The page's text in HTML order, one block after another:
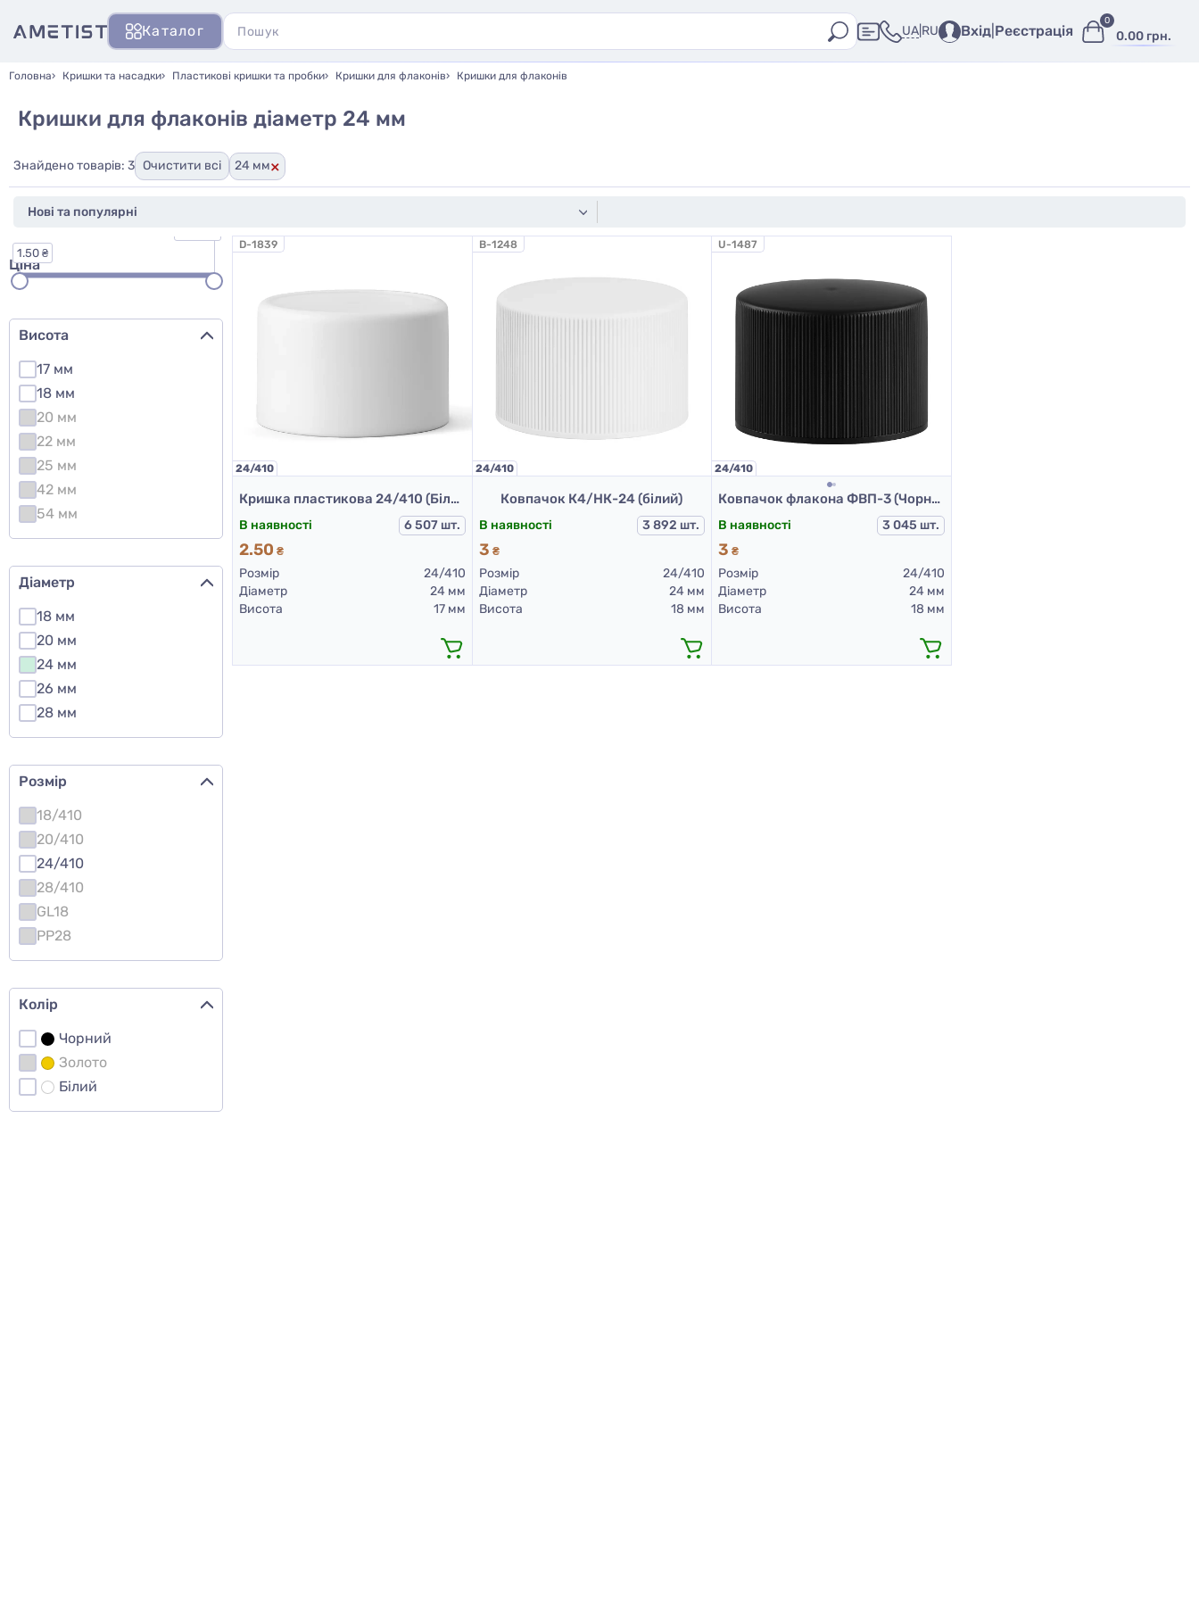
Каталог UA RU Вхід Реєстрація 0.00 грн.
0
Головна Кришки та насадки Пластикові кришки та пробки Кришки для флаконів Кришки для флаконів
Кришки для флаконів діаметр 24 мм
Знайдено товарів: 3 Очистити всі 24 мм×
Ціна
1.50 ₴
Висота
17 мм
18 мм
20 мм
22 мм
25 мм
42 мм
54 мм
Діаметр
18 мм
20 мм
24 мм
26 мм
28 мм
Розмір
18/410
20/410
24/410
28/410
GL18
PP28
Колір
Чорний
Золото
Білий
D-1839
24/410
Кришка пластикова 24/410 (Білий)
В наявності 6 507 шт.
2.50 ₴
Розмір
24/410
Діаметр
24 мм
Висота
17 мм
B-1248
24/410
Ковпачок К4/НК-24 (білий)
В наявності 3 892 шт.
3 ₴
Розмір
24/410
Діаметр
24 мм
Висота
18 мм
U-1487
24/410
Ковпачок флакона ФВП-3 (Чорний)
В наявності 3 045 шт.
3 ₴
Розмір
24/410
Діаметр
24 мм
Висота
18 мм